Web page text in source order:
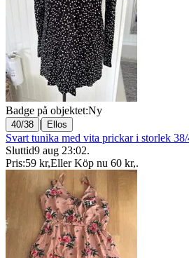
Badge på objektet:Ny
40/38 | Ellos
Svart tunika med vita prickar i storlek
Sluttid9 aug 23:02.
Pris:59 kr,Eller Köp nu 60 kr,.